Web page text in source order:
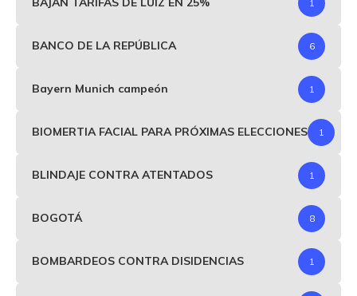
1
BANCO DE LA REPÚBLICA 6
Bayern Munich campeón 1
BIOMERTIA FACIAL PARA PRÓXIMAS ELECCIONES 1
BLINDAJE CONTRA ATENTADOS 1
BOGOTÁ 8
BOMBARDEOS CONTRA DISIDENCIAS 1